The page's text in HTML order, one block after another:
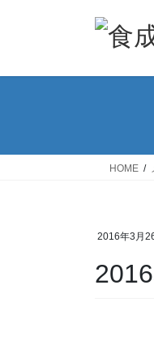
HOME
2016年3月